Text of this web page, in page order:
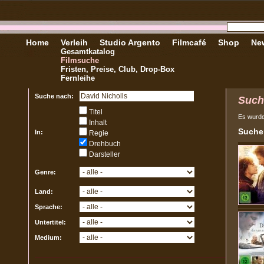
Home Verleih
Gesamtkatalog
Filmsuche
Fristen, Preise, Club, Drop-Box
Fernleihe
Studio Argento Filmcafé Shop
Suche nach:
In:
Titel
Inhalt
Regie
Drehbuch
Darsteller
Genre:
Land:
Sprache:
Untertitel:
Medium:
Es